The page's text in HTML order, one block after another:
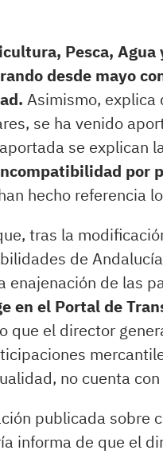
Pesca,
desde mayo
Asimismo, explica
se ha venido
se explican
por
hecho referencia
tras la
de
enajenación de las
en el Portal de
que el director
no cuenta
publicada sobre
informa de que el